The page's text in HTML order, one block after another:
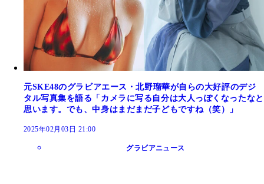
元SKE48のグラビアエース・北野瑠華が自らの大好評のデジ
タル写真集を語る「カメラに写る自分は大人っぽくなったなと
思います。でも、中身はまだまだ子どもですね（笑）」
2025年02月03日 21:00
グラビアニュース